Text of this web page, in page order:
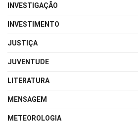
INVESTIGAÇÃO
INVESTIMENTO
JUSTIÇA
JUVENTUDE
LITERATURA
MENSAGEM
METEOROLOGIA